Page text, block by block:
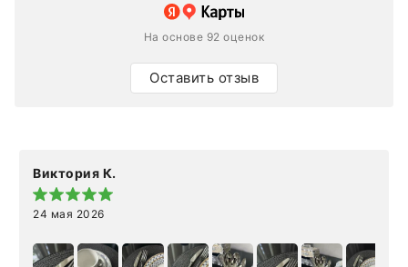
На основе 92 оценок
Оставить отзыв
Виктория К.
24 мая 2026